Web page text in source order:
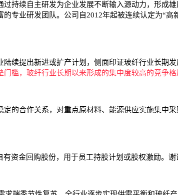
续自主研发为企业发展不断输入源动力，形成雄
专业研发团队。公司自2012年起被连续认定为“
提出新进或扩产计划，侧面印证玻纤行业长期发
槛，玻纤行业长期以来形成的集中度较高的竞争格
合作关系，对重点原材料、能源供应实施集中采
金回购股份，用于员工持股计划或股权激励。谢